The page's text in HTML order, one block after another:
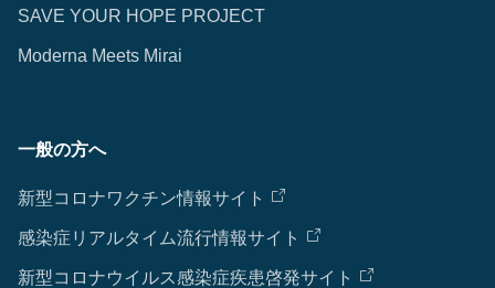
SAVE YOUR HOPE PROJECT
Moderna Meets Mirai
一般の方へ
新型コロナワクチン情報サイト
感染症リアルタイム流行情報サイト
新型コロナウイルス感染症疾患啓発サイト